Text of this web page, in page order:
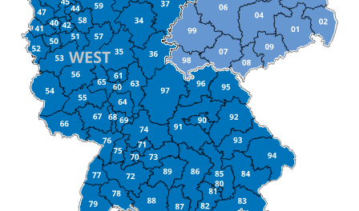
Kurreisen
Reisegutschein
Newsletter
Reisebewertung
Kontakt